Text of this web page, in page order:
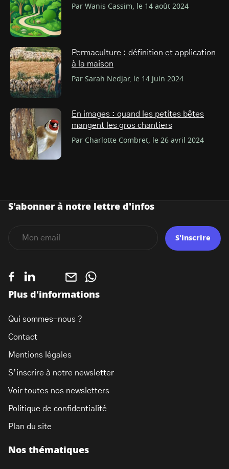
Par Wanis Cassim, le 14 août 2024
Permaculture : définition et application
à la maison
Par Sarah Nedjar, le 14 juin 2024
En images : quand les petites bêtes
mangent les gros chantiers
Par Charlotte Combret, le 26 avril 2024
Nos thématiques
Plus d'informations
Qui sommes-nous ?
Contact
Mentions légales
S’inscrire à notre newsletter
Voir toutes nos newsletters
Politique de confidentialité
Plan du site
S'abonner à notre lettre d'infos
S'inscrire